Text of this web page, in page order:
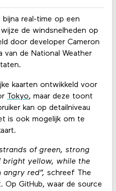
real-time op een
de windsnelheden op
door developer Cameron
van de National Weather
kaarten ontwikkeld voor
Tokyo, maar deze toont
kan op detailniveau
is ook mogelijk om te
of green, strong
bright yellow, while the
red”, schreef The
Op GitHub, waar de source